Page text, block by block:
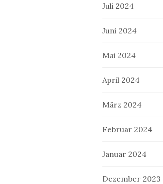
Juli 2024
Juni 2024
Mai 2024
April 2024
März 2024
Februar 2024
Januar 2024
Dezember 2023